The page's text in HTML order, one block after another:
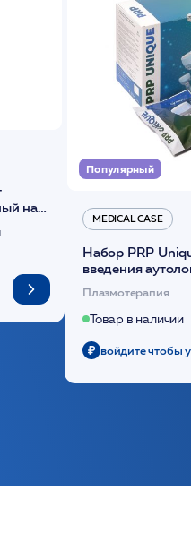
на
Популярный
MEDICAL CASE
Набор PRP
введения
(саше 1шт)/
Плазмотерапия
Товар в наличии
войдите чтобы